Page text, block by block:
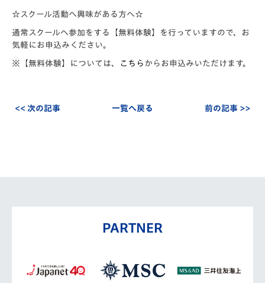
☆スクール活動へ興味がある方へ☆
通常スクールへ参加をする【無料体験】を行っていますので、お
気軽にお申込みください。
※【無料体験】については、 こちら からお申込みいただけます。
<< 次の記事 一覧へ戻る 前の記事 >>
PARTNER